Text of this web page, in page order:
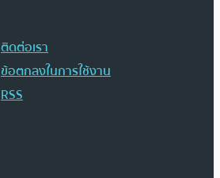
ติดต่อเรา
ข้อตกลงในการใช้งาน
RSS